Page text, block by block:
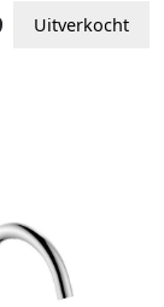
Uitverkocht